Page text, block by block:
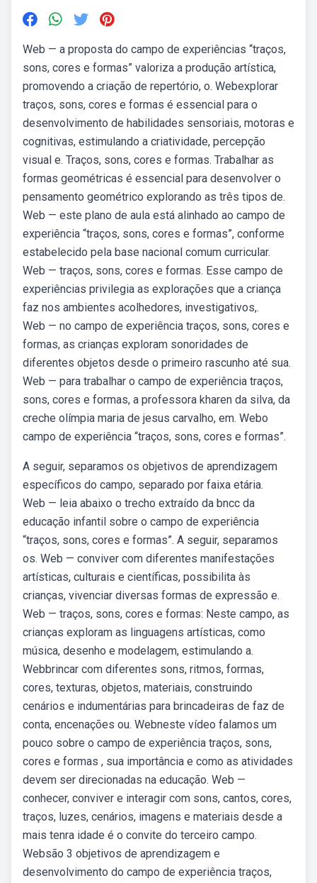
Web — a proposta do campo de experiências “traços,
sons, cores e formas” valoriza a produção artística,
promovendo a criação de repertório, o. Webexplorar
traços, sons, cores e formas é essencial para o
desenvolvimento de habilidades sensoriais, motoras e
cognitivas, estimulando a criatividade, percepção
visual e. Traços, sons, cores e formas. Trabalhar as
formas geométricas é essencial para desenvolver o
pensamento geométrico explorando as três tipos de.
Web — este plano de aula está alinhado ao campo de
experiência “traços, sons, cores e formas”, conforme
estabelecido pela base nacional comum curricular.
Web — traços, sons, cores e formas. Esse campo de
experiências privilegia as explorações que a criança
faz nos ambientes acolhedores, investigativos,.
Web — no campo de experiência traços, sons, cores e
formas, as crianças exploram sonoridades de
diferentes objetos desde o primeiro rascunho até sua.
Web — para trabalhar o campo de experiência traços,
sons, cores e formas, a professora kharen da silva, da
creche olímpia maria de jesus carvalho, em. Webo
campo de experiência “traços, sons, cores e formas”.
A seguir, separamos os objetivos de aprendizagem
específicos do campo, separado por faixa etária.
Web — leia abaixo o trecho extraído da bncc da
educação infantil sobre o campo de experiência
“traços, sons, cores e formas”. A seguir, separamos
os. Web — conviver com diferentes manifestações
artísticas, culturais e científicas, possibilita às
crianças, vivenciar diversas formas de expressão e.
Web — traços, sons, cores e formas: Neste campo, as
crianças exploram as linguagens artísticas, como
música, desenho e modelagem, estimulando a.
Webbrincar com diferentes sons, ritmos, formas,
cores, texturas, objetos, materiais, construindo
cenários e indumentárias para brincadeiras de faz de
conta, encenações ou. Webneste vídeo falamos um
pouco sobre o campo de experiência traços, sons,
cores e formas , sua importância e como as atividades
devem ser direcionadas na educação. Web —
conhecer, conviver e interagir com sons, cantos, cores,
traços, luzes, cenários, imagens e materiais desde a
mais tenra idade é o convite do terceiro campo.
Websão 3 objetivos de aprendizagem e
desenvolvimento do campo de experiência traços,